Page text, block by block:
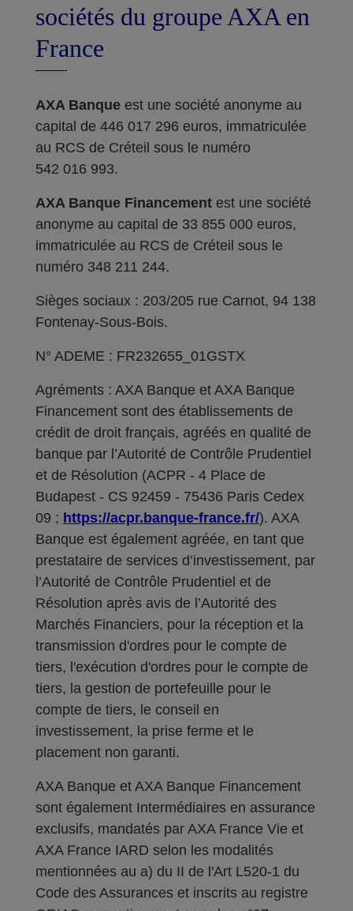
sociétés du groupe AXA en
France
AXA Banque est une société anonyme au
capital de 446 017 296 euros, immatriculée
au RCS de Créteil sous le numéro
542 016 993.
AXA Banque Financement est une société
anonyme au capital de 33 855 000 euros,
immatriculée au RCS de Créteil sous le
numéro 348 211 244.
Sièges sociaux : 203/205 rue Carnot, 94 138
Fontenay-Sous-Bois.
N° ADEME : FR232655_01GSTX
Agréments : AXA Banque et AXA Banque
Financement sont des établissements de
crédit de droit français, agréés en qualité de
banque par l’Autorité de Contrôle Prudentiel
et de Résolution (ACPR - 4 Place de
Budapest - CS 92459 - 75436 Paris Cedex
09 ; https://acpr.banque-france.fr/). AXA
Banque est également agréée, en tant que
prestataire de services d’investissement, par
l’Autorité de Contrôle Prudentiel et de
Résolution après avis de l’Autorité des
Marchés Financiers, pour la réception et la
transmission d'ordres pour le compte de
tiers, l'exécution d'ordres pour le compte de
tiers, la gestion de portefeuille pour le
compte de tiers, le conseil en
investissement, la prise ferme et le
placement non garanti.
AXA Banque et AXA Banque Financement
sont également Intermédiaires en assurance
exclusifs, mandatés par AXA France Vie et
AXA France IARD selon les modalités
mentionnées au a) du II de l'Art L520-1 du
Code des Assurances et inscrits au registre